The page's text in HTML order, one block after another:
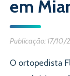
em
Publicação: 17/10/
O ortopedista